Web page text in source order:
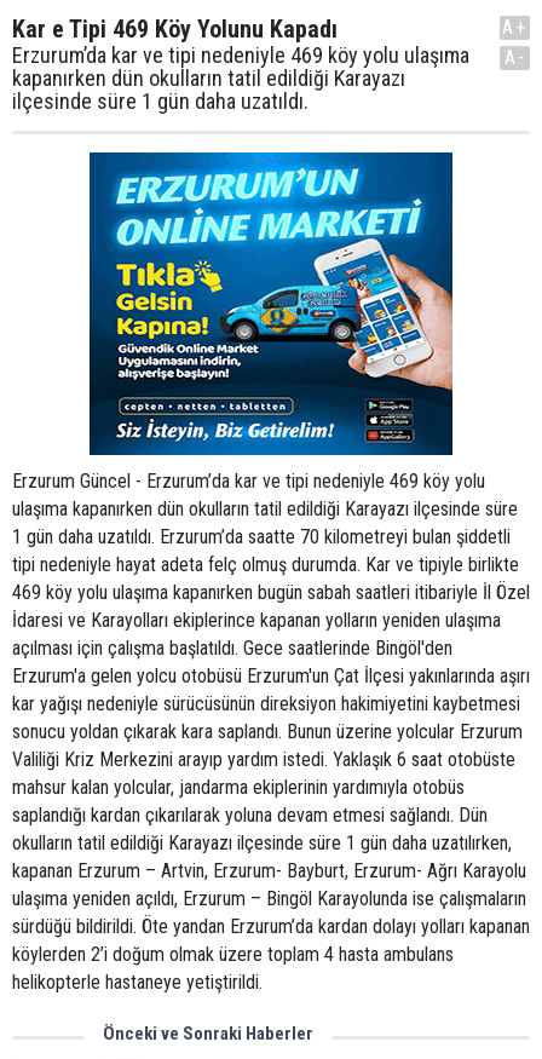
Kar e Tipi 469 Köy Yolunu Kapadı
Erzurum’da kar ve tipi nedeniyle 469 köy yolu ulaşıma
kapanırken dün okulların tatil edildiği Karayazı
ilçesinde süre 1 gün daha uzatıldı.
A+
A-
Erzurum Güncel - Erzurum’da kar ve tipi nedeniyle 469 köy yolu
ulaşıma kapanırken dün okulların tatil edildiği Karayazı ilçesinde süre
1 gün daha uzatıldı. Erzurum’da saatte 70 kilometreyi bulan şiddetli
tipi nedeniyle hayat adeta felç olmuş durumda. Kar ve tipiyle birlikte
469 köy yolu ulaşıma kapanırken bugün sabah saatleri itibariyle İl Özel
İdaresi ve Karayolları ekiplerince kapanan yolların yeniden ulaşıma
açılması için çalışma başlatıldı. Gece saatlerinde Bingöl'den
Erzurum'a gelen yolcu otobüsü Erzurum'un Çat İlçesi yakınlarında aşırı
kar yağışı nedeniyle sürücüsünün direksiyon hakimiyetini kaybetmesi
sonucu yoldan çıkarak kara saplandı. Bunun üzerine yolcular Erzurum
Valiliği Kriz Merkezini arayıp yardım istedi. Yaklaşık 6 saat otobüste
mahsur kalan yolcular, jandarma ekiplerinin yardımıyla otobüs
saplandığı kardan çıkarılarak yoluna devam etmesi sağlandı. Dün
okulların tatil edildiği Karayazı ilçesinde süre 1 gün daha uzatılırken,
kapanan Erzurum – Artvin, Erzurum- Bayburt, Erzurum- Ağrı Karayolu
ulaşıma yeniden açıldı, Erzurum – Bingöl Karayolunda ise çalışmaların
sürdüğü bildirildi. Öte yandan Erzurum’da kardan dolayı yolları kapanan
köylerden 2’i doğum olmak üzere toplam 4 hasta ambulans
helikopterle hastaneye yetiştirildi.
Önceki ve Sonraki Haberler